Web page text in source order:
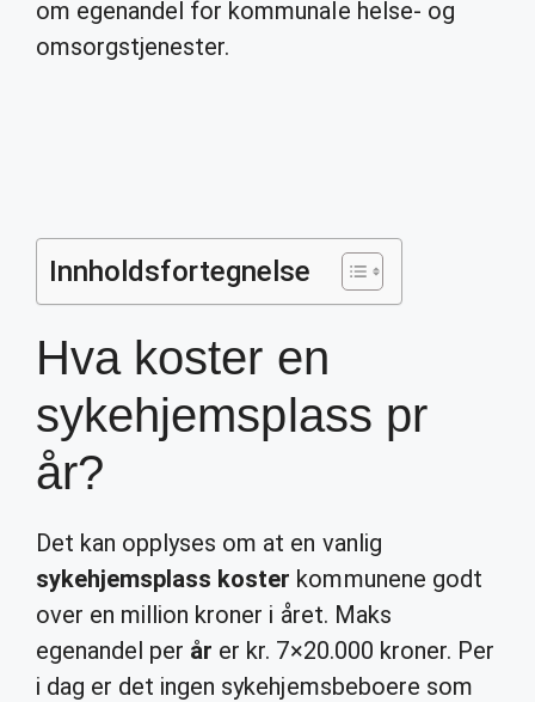
om egenandel for kommunale helse- og
omsorgstjenester.
Innholdsfortegnelse
Hva koster en
sykehjemsplass pr
år?
Det kan opplyses om at en vanlig
sykehjemsplass koster kommunene godt
over en million kroner i året. Maks
egenandel per år er kr. 7×20.000 kroner. Per
i dag er det ingen sykehjemsbeboere som